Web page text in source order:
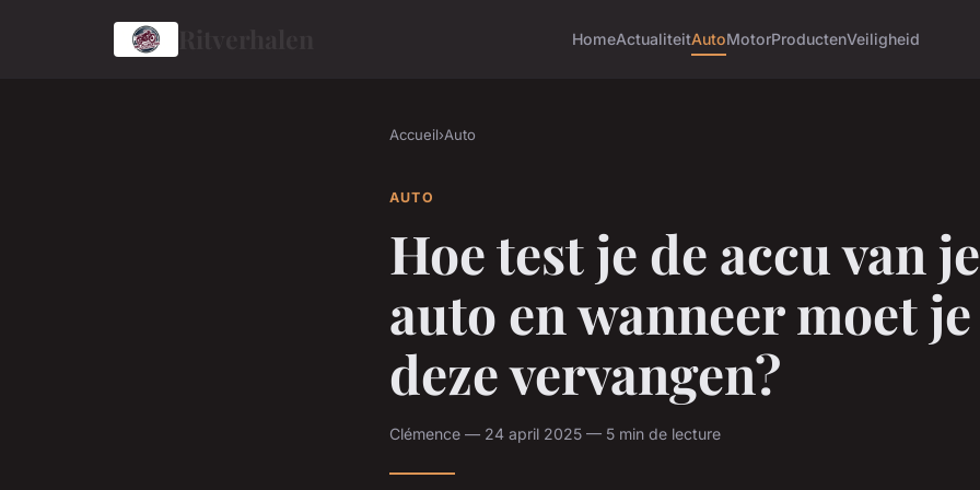
HomeActualiteitAutoMotorProductenVeiligheid
Accueil›Auto
AUTO
Hoe test je de accu van je
auto en wanneer moet je
deze vervangen?
Clémence — 24 april 2025 — 5 min de lecture